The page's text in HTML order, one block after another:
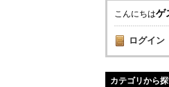
こんにちはゲ
ログイン
カテゴリから